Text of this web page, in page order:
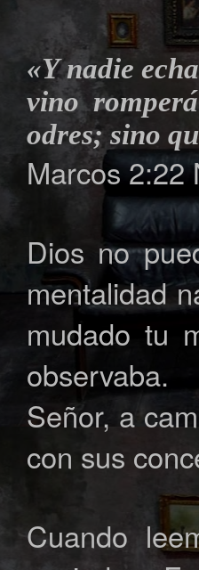
«Y nadie
vino
odres; sino
Marcos 2:22
Dios no
mentalidad
mudado tu
observaba.
Señor, a
con sus
Cuando